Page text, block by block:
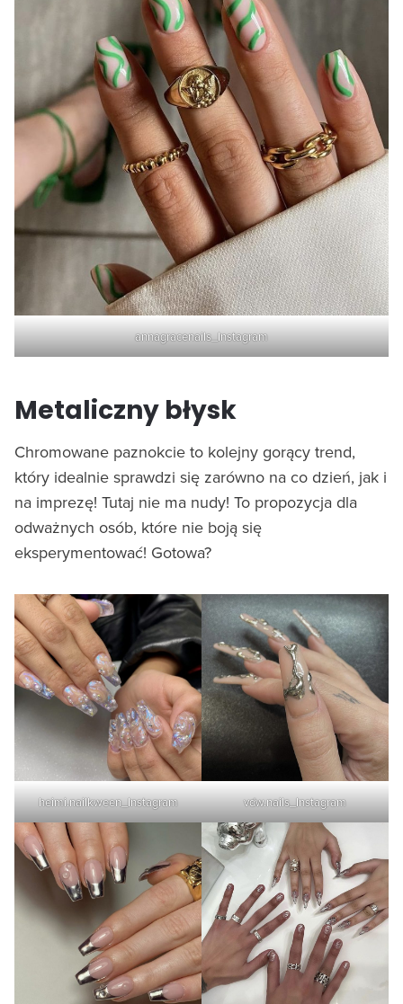
annagracenails_Instagram
Metaliczny błysk
Chromowane paznokcie to kolejny gorący trend,
który idealnie sprawdzi się zarówno na co dzień, jak i
na imprezę! Tutaj nie ma nudy! To propozycja dla
odważnych osób, które nie boją się
eksperymentować! Gotowa?
heimi.nailkween_Instagram vdw.nails_Instagram